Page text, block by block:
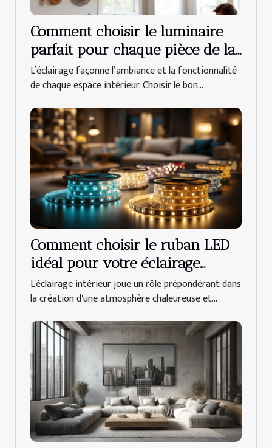
Comment choisir le luminaire
parfait pour chaque pièce de la
maison
L’éclairage façonne l’ambiance et la fonctionnalité
de chaque espace intérieur. Choisir le bon...
Comment choisir le ruban LED
idéal pour votre éclairage
intérieur
L'éclairage intérieur joue un rôle prépondérant dans
la création d'une atmosphère chaleureuse et...